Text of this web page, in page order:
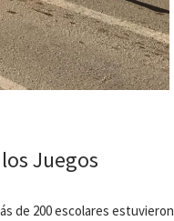
Juegos
de 200 escolares estuvieron